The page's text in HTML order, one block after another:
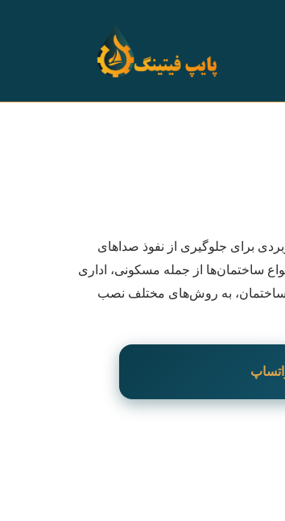
برای جلوگیری از نفوذ صداهای
ساختمان‌ها از جمله مسکونی، اداری
ساختمان، به روش‌های مختلف نصب